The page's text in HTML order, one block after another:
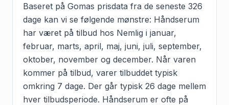
Baseret på Gomas prisdata fra de seneste 326
dage kan vi se følgende mønstre: Håndserum
har været på tilbud hos Nemlig i januar,
februar, marts, april, maj, juni, juli, september,
oktober, november og december. Når varen
kommer på tilbud, varer tilbuddet typisk
omkring 7 dage. Der går typisk 26 dage mellem
hver tilbudsperiode. Håndserum er ofte på